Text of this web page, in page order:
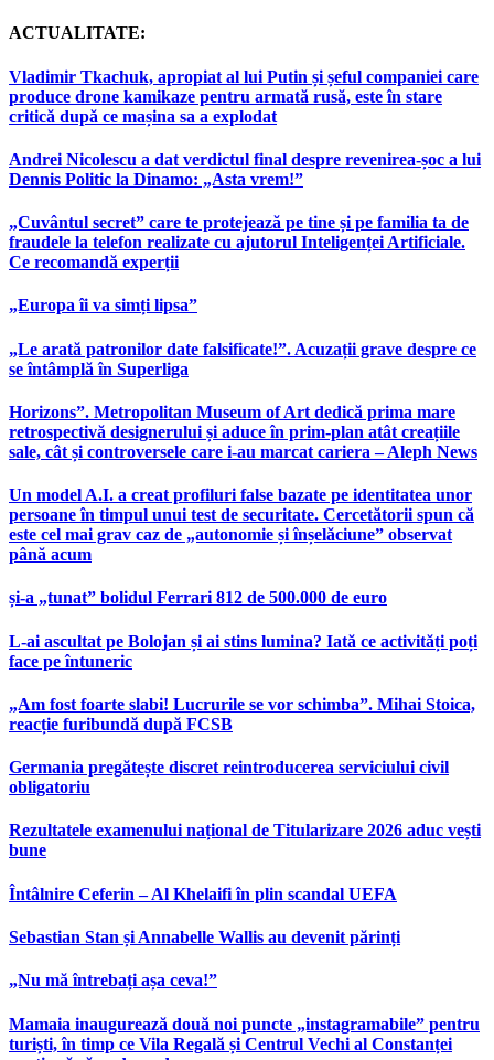
ACTUALITATE:
Vladimir Tkachuk, apropiat al lui Putin și șeful companiei care
produce drone kamikaze pentru armată rusă, este în stare
critică după ce mașina sa a explodat
Andrei Nicolescu a dat verdictul final despre revenirea-șoc a lui
Dennis Politic la Dinamo: „Asta vrem!”
„Cuvântul secret” care te protejează pe tine și pe familia ta de
fraudele la telefon realizate cu ajutorul Inteligenței Artificiale.
Ce recomandă experții
„Europa îi va simți lipsa”
„Le arată patronilor date falsificate!”. Acuzații grave despre ce
se întâmplă în Superliga
Horizons”. Metropolitan Museum of Art dedică prima mare
retrospectivă designerului și aduce în prim-plan atât creațiile
sale, cât și controversele care i-au marcat cariera – Aleph News
Un model A.I. a creat profiluri false bazate pe identitatea unor
persoane în timpul unui test de securitate. Cercetătorii spun că
este cel mai grav caz de „autonomie și înșelăciune” observat
până acum
și-a „tunat” bolidul Ferrari 812 de 500.000 de euro
L-ai ascultat pe Bolojan și ai stins lumina? Iată ce activități poți
face pe întuneric
„Am fost foarte slabi! Lucrurile se vor schimba”. Mihai Stoica,
reacție furibundă după FCSB
Germania pregătește discret reintroducerea serviciului civil
obligatoriu
Rezultatele examenului național de Titularizare 2026 aduc vești
bune
Întâlnire Ceferin – Al Khelaifi în plin scandal UEFA
Sebastian Stan și Annabelle Wallis au devenit părinți
„Nu mă întrebați așa ceva!”
Mamaia inaugurează două noi puncte „instagramabile” pentru
turiști, în timp ce Vila Regală și Centrul Vechi al Constanței